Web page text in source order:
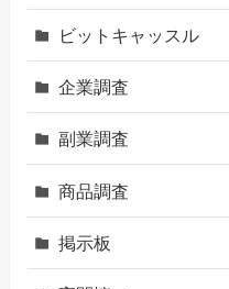
ビットキャッスル
企業調査
副業調査
商品調査
掲示板